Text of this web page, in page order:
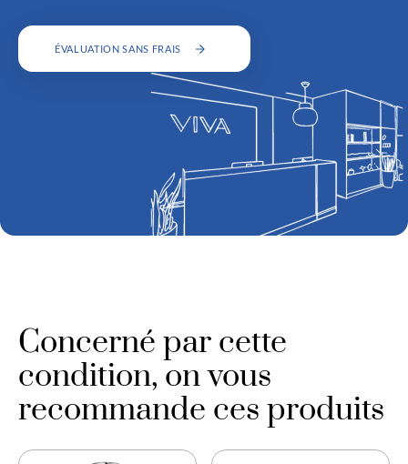
ÉVALUATION SANS FRAIS
Concerné par cette
condition, on vous
recommande ces produits